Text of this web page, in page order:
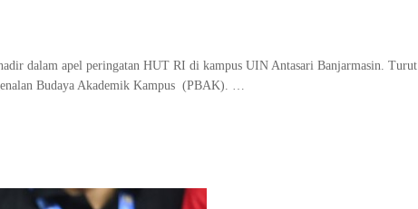
dalam apel peringatan HUT RI di kampus UIN Antasari Banjarmasin. Turut
Budaya Akademik Kampus (PBAK). …